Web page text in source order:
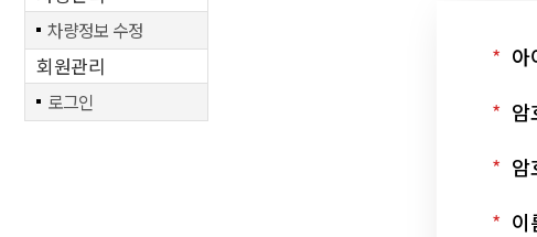
차량정보 수정
회원관리
로그인
* 아
* 암
* 암
* 이